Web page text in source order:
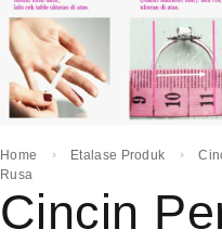
Home Etalase Produk
Rusa
Cincin